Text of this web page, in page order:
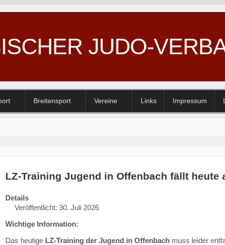
JUDO-
Breitensport Vereine Links Impressum
LZ-Training Jugend in Offenbach fällt heute
Details
Veröffentlicht: 30. Juli 2026
Wichtige Information:
Das heutige LZ-Training der Jugend in Offenbachmuss leider